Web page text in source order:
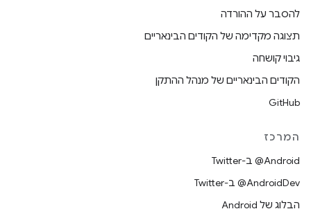
להסבר על ההורדה
תצוגה מקדימה של הקודים הבינאריים
גיבוי קושחה
הקודים הבינאריים של מנהל ההתקן
GitHub
המרכז
‎@Android ב-Twitter
‎@AndroidDev ב-Twitter
הבלוג של Android